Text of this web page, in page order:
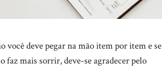
deve pegar na mão item por item e se
faz mais sorrir, deve-se agradecer pelo